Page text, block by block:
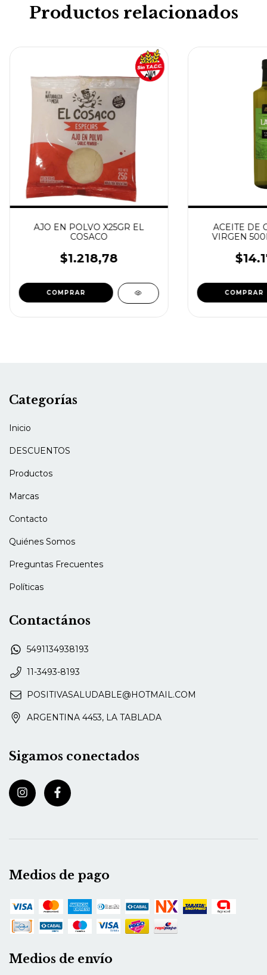
Productos relacionados
AJO EN POLVO X25GR EL
COSACO
$1.218,78
ACEITE DE
VIRGEN
Categorías
Inicio
DESCUENTOS
Productos
Marcas
Contacto
Quiénes Somos
Preguntas Frecuentes
Políticas
Contactános
5491134938193
11-3493-8193
POSITIVASALUDABLE@HOTMAIL.COM
ARGENTINA 4453, LA TABLADA
Sigamos conectados
Medios de pago
Medios de envío